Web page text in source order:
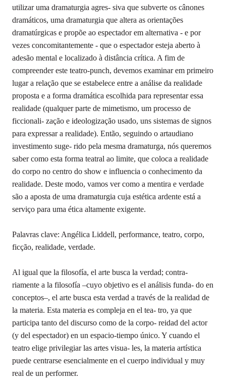
utilizar uma dramaturgia agres- siva que subverte os cânones
dramáticos, uma dramaturgia que altera as orientações
dramatúrgicas e propõe ao espectador em alternativa - e por
vezes concomitantemente - que o espectador esteja aberto à
adesão mental e localizado à distância crítica. A fim de
compreender este teatro-punch, devemos examinar em primeiro
lugar a relação que se estabelece entre a análise da realidade
proposta e a forma dramática escolhida para representar essa
realidade (qualquer parte de mimetismo, um processo de
ficcionali- zação e ideologização usado, uns sistemas de signos
para expressar a realidade). Então, seguindo o artaudiano
investimento suge- rido pela mesma dramaturga, nós queremos
saber como esta forma teatral ao limite, que coloca a realidade
do corpo no centro do show e influencia o conhecimento da
realidade. Deste modo, vamos ver como a mentira e verdade
são a aposta de uma dramaturgia cuja estética ardente está a
serviço para uma ética altamente exigente.
Palavras clave: Angélica Liddell, performance, teatro, corpo,
ficção, realidade, verdade.
Al igual que la filosofía, el arte busca la verdad; contra-
riamente a la filosofía –cuyo objetivo es el análisis funda- do en
conceptos–, el arte busca esta verdad a través de la realidad de
la materia. Esta materia es compleja en el tea- tro, ya que
participa tanto del discurso como de la corpo- reidad del actor
(y del espectador) en un espacio-tiempo único. Y cuando el
teatro elige privilegiar las artes visua- les, la materia artística
puede centrarse esencialmente en el cuerpo individual y muy
real de un performer.